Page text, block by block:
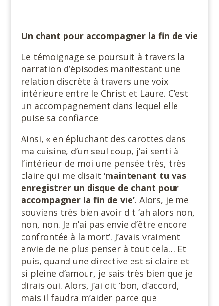
Un chant pour accompagner la fin de vie
Le témoignage se poursuit à travers la
narration d’épisodes manifestant une
relation discrète à travers une voix
intérieure entre le Christ et Laure. C’est
un accompagnement dans lequel elle
puise sa confiance
Ainsi, « en épluchant des carottes dans
ma cuisine, d’un seul coup, j’ai senti à
l’intérieur de moi une pensée très, très
claire qui me disait ‘maintenant tu vas
enregistrer un disque de chant pour
accompagner la fin de vie’. Alors, je me
souviens très bien avoir dit ‘ah alors non,
non, non. Je n’ai pas envie d’être encore
confrontée à la mort’. J’avais vraiment
envie de ne plus penser à tout cela… Et
puis, quand une directive est si claire et
si pleine d’amour, je sais très bien que je
dirais oui. Alors, j’ai dit ‘bon, d’accord,
mais il faudra m’aider parce que